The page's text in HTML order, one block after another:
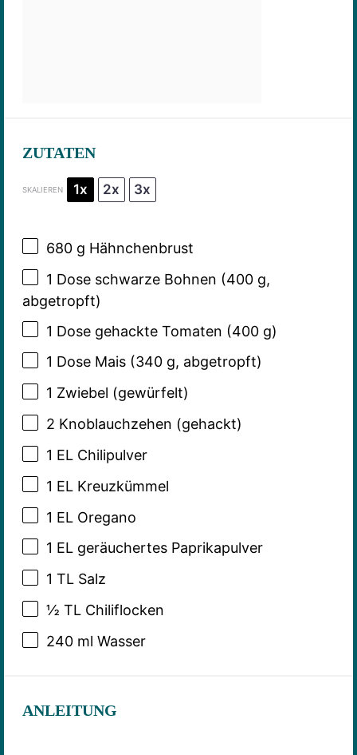
ZUTATEN
SKALIEREN 1x 2x 3x
680 g Hähnchenbrust
1 Dose schwarze Bohnen (400 g,
abgetropft)
1 Dose gehackte Tomaten (400 g)
1 Dose Mais (340 g, abgetropft)
1 Zwiebel (gewürfelt)
2 Knoblauchzehen (gehackt)
1 EL Chilipulver
1 EL Kreuzkümmel
1 EL Oregano
1 EL geräuchertes Paprikapulver
1 TL Salz
½ TL Chiliflocken
240ml Wasser
ANLEITUNG